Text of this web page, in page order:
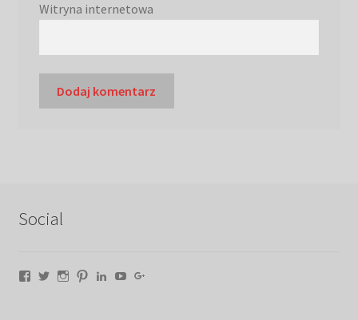
Witryna internetowa
Social
Facebook
TwitterInstagram
PinterestLinkedIn
YouTube